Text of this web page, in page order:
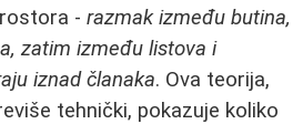
- razmak između butina,
zatim između listova i
iznad članaka. Ova teorija,
tehnički, pokazuje koliko